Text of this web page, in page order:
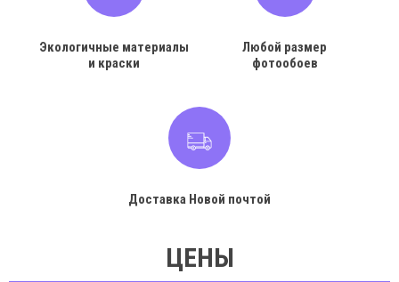
Экологичные материалы
и краски
Любой размер
фотообоев
Доставка Новой почтой
ЦЕНЫ